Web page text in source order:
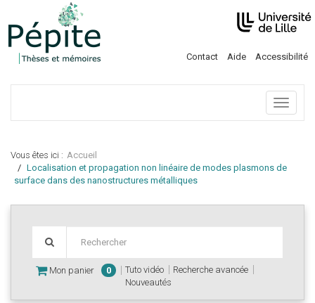
Contact Aide Accessibilité
Menu
Vous êtes ici : Accueil
Localisation et propagation non linéaire de modes plasmons de
surface dans des nanostructures métalliques
Mon panier 0 Tuto vidéo
Recherche avancée
Nouveautés